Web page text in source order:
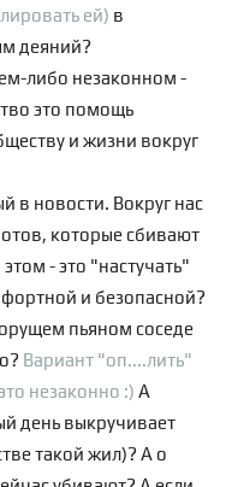
ей) в
деяний?
либо незаконном -
это помощь
и жизни вокруг
в новости. Вокруг нас
которые сбивают
- это "настучать"
и безопасной?
пьяном соседе
Вариант "оп....лить"
незаконно :) А
день выкручивает
такой жил)? А о